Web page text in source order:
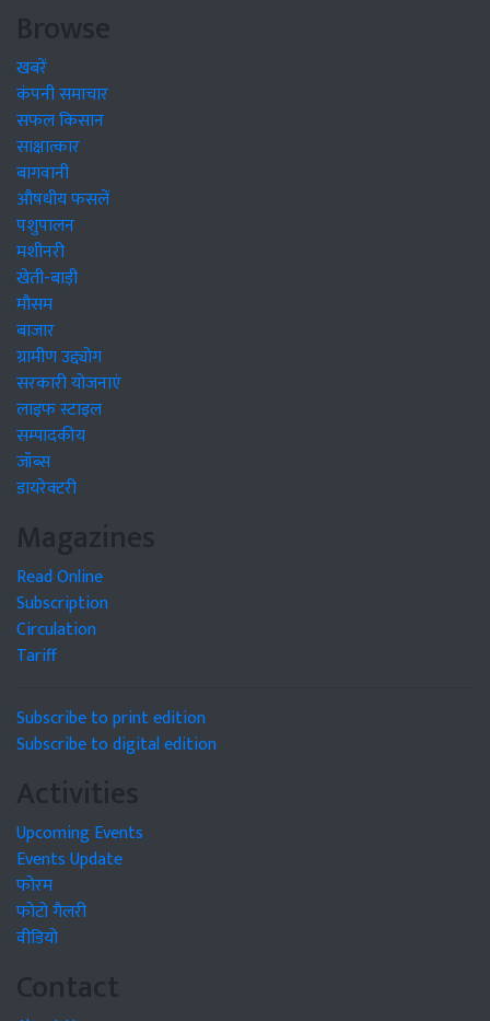
Browse
खबरें
कंपनी समाचार
सफल किसान
साक्षात्कार
बागवानी
औषधीय फसलें
पशुपालन
मशीनरी
खेती-बाड़ी
मौसम
बाजार
ग्रामीण उद्द्योग
सरकारी योजनाएं
लाइफ स्टाइल
सम्पादकीय
जॉब्स
डायरेक्टरी
Magazines
Read Online
Subscription
Circulation
Tariff
Subscribe to print edition
Subscribe to digital edition
Activities
Upcoming Events
Events Update
फोरम
फोटो गैलरी
वीडियो
Contact